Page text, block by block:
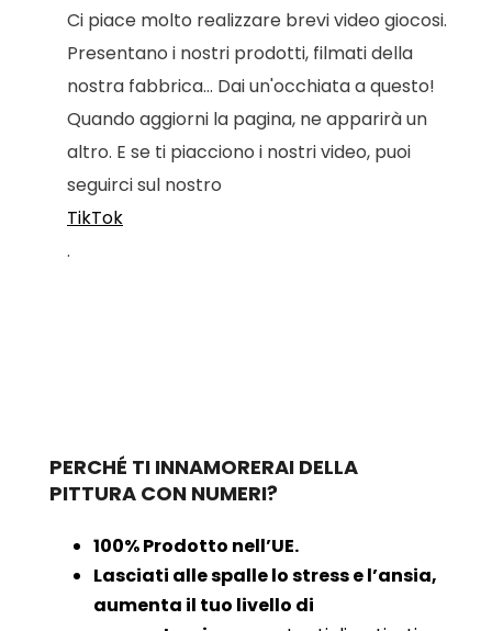
Ci piace molto realizzare brevi video giocosi.
Presentano i nostri prodotti, filmati della
nostra fabbrica... Dai un'occhiata a questo!
Quando aggiorni la pagina, ne apparirà un
altro. E se ti piacciono i nostri video, puoi
seguirci sul nostro
TikTok
.
PERCHÉ TI INNAMORERAI DELLA
PITTURA CON NUMERI?
100% Prodotto nell’UE.
Lasciati alle spalle lo stress e l’ansia,
aumenta il tuo livello di